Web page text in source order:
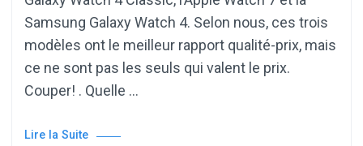
Samsung Galaxy Watch 4. Selon nous, ces trois
modèles ont le meilleur rapport qualité-prix, mais
ce ne sont pas les seuls qui valent le prix.
Couper! . Quelle …
Lire la Suite